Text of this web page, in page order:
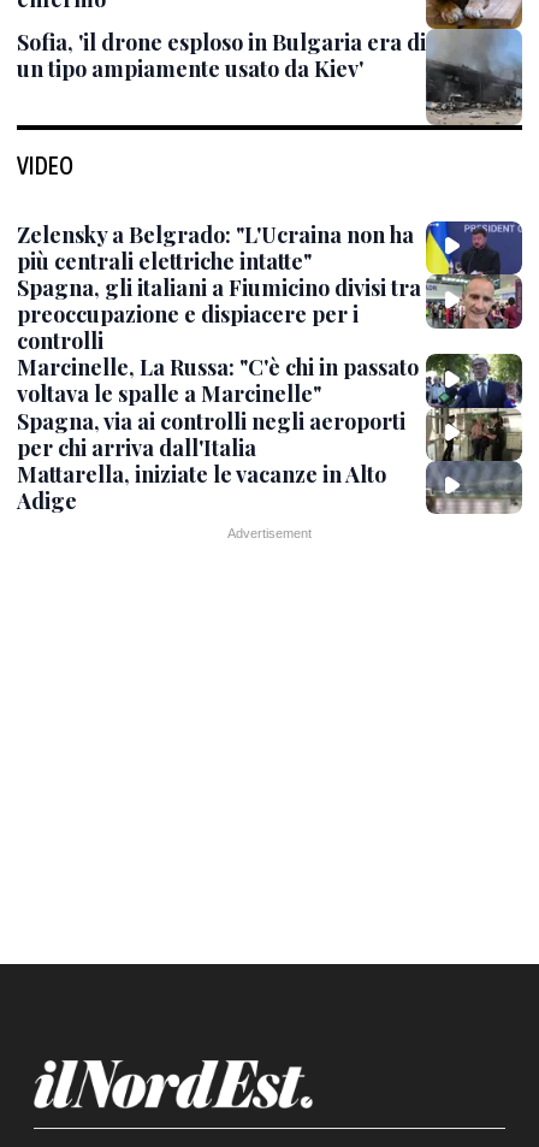
Sofia, 'il drone esploso in Bulgaria era di
un tipo ampiamente usato da Kiev'
VIDEO
Zelensky a Belgrado: "L'Ucraina non ha
più centrali elettriche intatte"
Spagna, gli italiani a Fiumicino divisi tra
preoccupazione e dispiacere per i
controlli
Marcinelle, La Russa: "C'è chi in passato
voltava le spalle a Marcinelle"
Spagna, via ai controlli negli aeroporti
per chi arriva dall'Italia
Mattarella, iniziate le vacanze in Alto
Adige